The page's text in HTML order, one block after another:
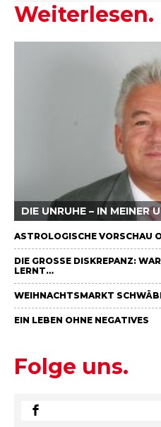
Weiterlesen.
DIE UNRUHE – IN MEINER
ASTROLOGISCHE VORSCHAU
DIE GROSSE DISKREPANZ:
ERNT…
WEIHNACHTSMARKT
EIN LEBEN OHNE NEGATIVES
Folge uns.